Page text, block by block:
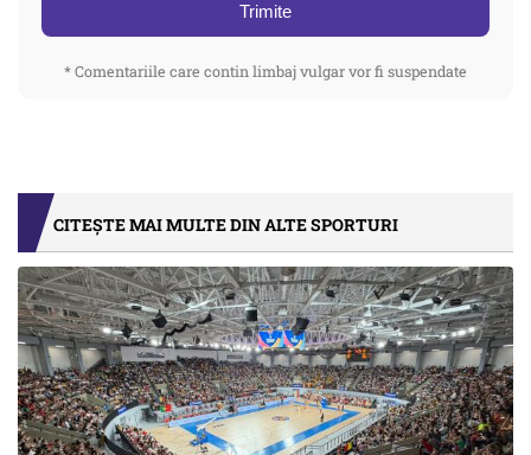
Trimite
* Comentariile care contin limbaj vulgar vor fi suspendate
CITEȘTE MAI MULTE DIN ALTE SPORTURI